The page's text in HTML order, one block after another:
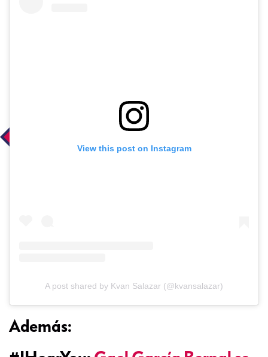
View this post on Instagram
A post shared by Kvan Salazar (@kvansalazar)
Además: